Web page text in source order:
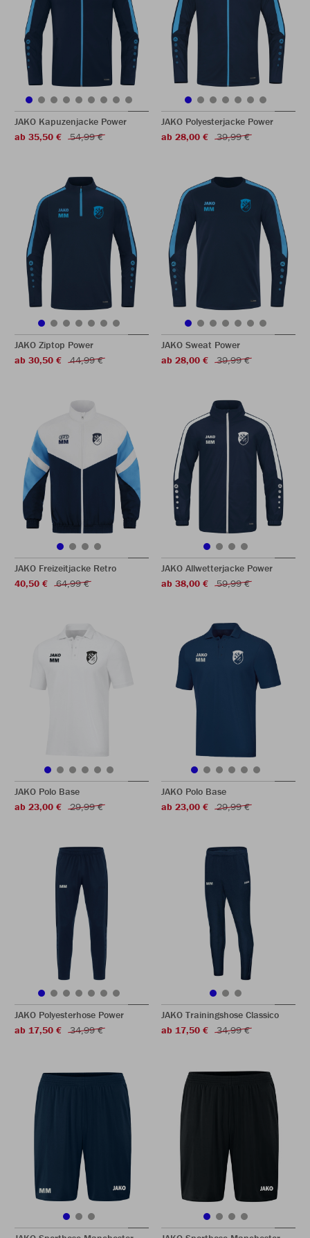
JAKO Kapuzenjacke Power
ab 35,50 €
54,99 €
JAKO Polyesterjacke Power
ab 28,00 €
39,99 €
JAKO Ziptop Power
ab 30,50 €
44,99 €
JAKO Sweat Power
ab 28,00 €
39,99 €
JAKO Freizeitjacke Retro
40,50 €
64,99 €
JAKO Allwetterjacke Power
ab 38,00 €
59,99 €
JAKO Polo Base
ab 23,00 €
29,99 €
JAKO Polo Base
ab 23,00 €
29,99 €
JAKO Polyesterhose Power
ab 17,50 €
34,99 €
JAKO Trainingshose Classico
ab 17,50 €
34,99 €